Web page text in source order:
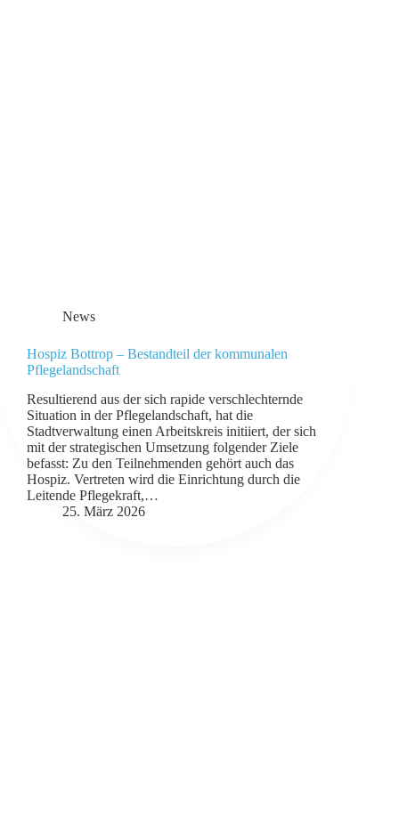
News
Hospiz Bottrop – Bestandteil der kommunalen
Pflegelandschaft
Resultierend aus der sich rapide verschlechternde
Situation in der Pflegelandschaft, hat die
Stadtverwaltung einen Arbeitskreis initiiert, der sich
mit der strategischen Umsetzung folgender Ziele
befasst: Zu den Teilnehmenden gehört auch das
Hospiz. Vertreten wird die Einrichtung durch die
Leitende Pflegekraft,…
25. März 2026